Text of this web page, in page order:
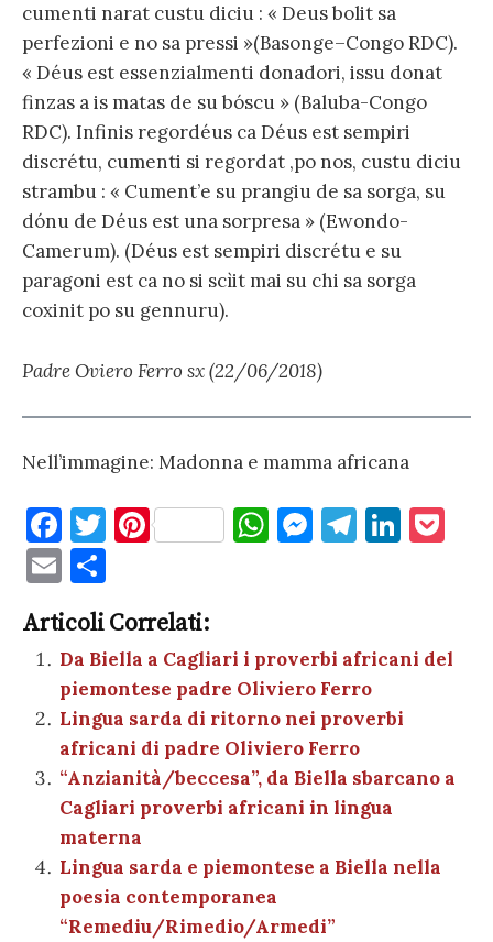
cumenti narat custu diciu : « Deus bolit sa
perfezioni e no sa pressi »(Basonge–Congo RDC).
« Déus est essenzialmenti donadori, issu donat
finzas a is matas de su bóscu » (Baluba-Congo
RDC). Infinis regordéus ca Déus est sempiri
discrétu, cumenti si regordat ,po nos, custu diciu
strambu : « Cument’e su prangiu de sa sorga, su
dónu de Déus est una sorpresa » (Ewondo-
Camerum). (Déus est sempiri discrétu e su
paragoni est ca no si scìit mai su chi sa sorga
coxinit po su gennuru).
Padre Oviero Ferro sx (22/06/2018)
Nell’immagine: Madonna e mamma africana
F
a
c
e
b
o
o
k
T
te
r
Pi
es
t
W
A
p
p
M
g
er
T
a
m
Li
dI
n
et
E
m
ai
l
n
di
vi
di
Articoli Correlati:
Da Biella a Cagliari i proverbi africani del
piemontese padre Oliviero Ferro
Lingua sarda di ritorno nei proverbi
africani di padre Oliviero Ferro
“Anzianità/beccesa”, da Biella sbarcano a
Cagliari proverbi africani in lingua
materna
Lingua sarda e piemontese a Biella nella
poesia contemporanea
“Remediu/Rimedio/Armedi”